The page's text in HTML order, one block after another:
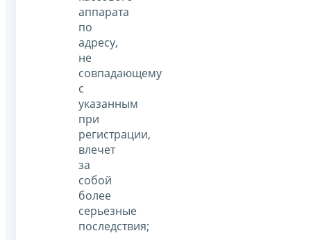
аппарата
по
адресу,
не
совпадающему
с
указанным
при
регистрации,
влечет
за
собой
более
серьезные
последствия;